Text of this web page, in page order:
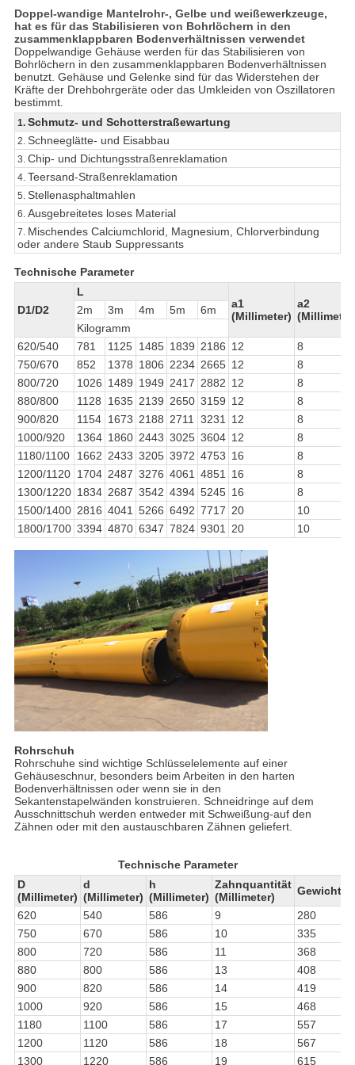
COMPANY
NEWS
SITEMAP
DATENSCHUTZERKLÄRUNG
Doppel-wandige Mantelrohr-, Gelbe und weißewerkzeuge,
hat es für das Stabilisieren von Bohrlöchern in den
zusammenklappbaren Bodenverhältnissen verwendet
Doppelwandige Gehäuse werden für das Stabilisieren von
Bohrlöchern in den zusammenklappbaren Bodenverhältnissen
benutzt. Gehäuse und Gelenke sind für das Widerstehen der
Kräfte der Drehbohrgeräte oder das Umkleiden von Oszillatoren
bestimmt.
1. Schmutz- und Schotterstraßewartung
2. Schneeglätte- und Eisabbau
3. Chip- und Dichtungsstraßenreklamation
4. Teersand-Straßenreklamation
5. Stellenasphaltmahlen
6. Ausgebreitetes loses Material
7. Mischendes Calciumchlorid, Magnesium, Chlorverbindung
oder andere Staub Suppressants
Technische Parameter
D1/D2
L
a1
(Millimeter)
a2
2m 3m 4m 5m
6m
Kilogramm
620/540
781 1125 1485 1839 2186 12
8
750/670
852 1378 1806 2234 2665 12
8
800/720
1026 1489 1949 2417 2882 12
8
880/800
1128 1635 2139 2650 3159 12
8
900/820
1154 1673 2188 2711 3231 12
8
1000/920
1364 1860 2443 3025 3604 12
8
1180/1100
1662 2433 3205 3972 4753 16
8
1200/1120 1704 2487 3276 4061 4851 16
8
1300/1220 1834 2687 3542 4394 5245 16
8
1500/1400 2816 4041 5266 6492 7717 20
10
1800/1700 3394 4870 6347 7824 9301 20 10
Rohrschuh
Rohrschuhe sind wichtige Schlüsselelemente auf einer
Gehäuseschnur, besonders beim Arbeiten in den harten
Bodenverhältnissen oder wenn sie in den
Sekantenstapelwänden konstruieren. Schneidringe auf dem
Ausschnittschuh werden entweder mit Schweißung-auf den
Zähnen oder mit den austauschbaren Zähnen geliefert.
Technische Parameter
D
(Millimeter)
d
(Millimeter)
h
(Millimeter)
Zahnquantität
(Millimeter)
Gewicht
620
540 586 9
280
750
670 586 10
335
800
720 586 11
368
880
800 586 13
408
900
820 586 14
419
1000
920 586 15
468
1180
1100 586 17
557
1200
1120 586 18
567
1300
1220 586 19 615